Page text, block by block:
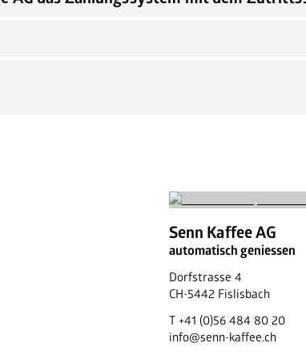
Senn Kaffee AG
automatisch geniessen
Dorfstrasse 4
CH-5442 Fislisbach
T +41 (0)56 484 80 20
info@senn-kaffee.ch